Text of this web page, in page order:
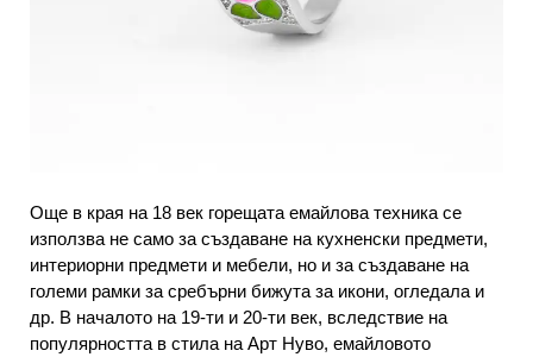
Още в края на 18 век горещата емайлова техника се
използва не само за създаване на кухненски предмети,
интериорни предмети и мебели, но и за създаване на
големи рамки за сребърни бижута за икони, огледала и
др. В началото на 19-ти и 20-ти век, вследствие на
популярността в стила на Арт Нуво, емайловото